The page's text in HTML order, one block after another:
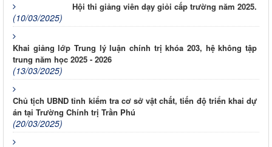
Hội thi giảng viên dạy giỏi cấp trường năm 2025.
(10/03/2025)
Khai giảng lớp Trung lý luận chính trị khóa 203, hệ không tập
trung năm học 2025 - 2026
(13/03/2025)
Chủ tịch UBND tỉnh kiểm tra cơ sở vật chất, tiến độ triển khai dự
án tại Trường Chính trị Trần Phú
(20/03/2025)